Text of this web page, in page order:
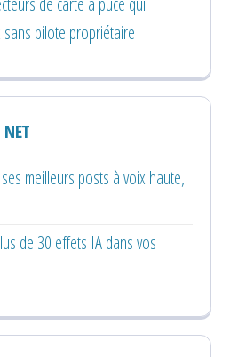
pilote propriétaire
meilleurs posts à voix haute,
de 30 effets IA dans vos